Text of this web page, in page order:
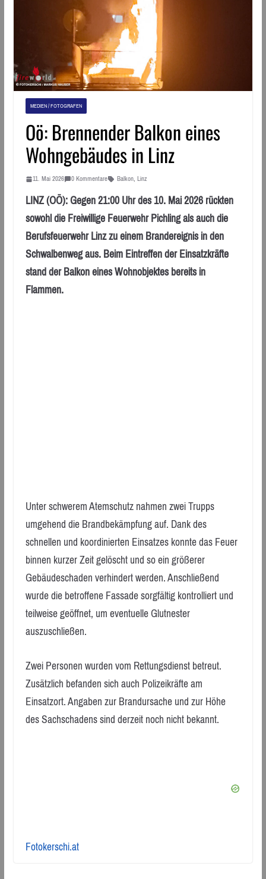
MEDIEN / FOTOGRAFEN
Oö: Brennender Balkon eines
Wohngebäudes in Linz
11. Mai 2026 0 Kommentare Balkon, Linz
LINZ (OÖ): Gegen 21:00 Uhr des 10. Mai 2026 rückten
sowohl die Freiwillige Feuerwehr Pichling als auch die
Berufsfeuerwehr Linz zu einem Brandereignis in den
Schwalbenweg aus. Beim Eintreffen der Einsatzkräfte
stand der Balkon eines Wohnobjektes bereits in
Flammen.
Unter schwerem Atemschutz nahmen zwei Trupps
umgehend die Brandbekämpfung auf. Dank des
schnellen und koordinierten Einsatzes konnte das Feuer
binnen kurzer Zeit gelöscht und so ein größerer
Gebäudeschaden verhindert werden. Anschließend
wurde die betroffene Fassade sorgfältig kontrolliert und
teilweise geöffnet, um eventuelle Glutnester
auszuschließen.
Zwei Personen wurden vom Rettungsdienst betreut.
Zusätzlich befanden sich auch Polizeikräfte am
Einsatzort. Angaben zur Brandursache und zur Höhe
des Sachschadens sind derzeit noch nicht bekannt.
Fotokerschi.at